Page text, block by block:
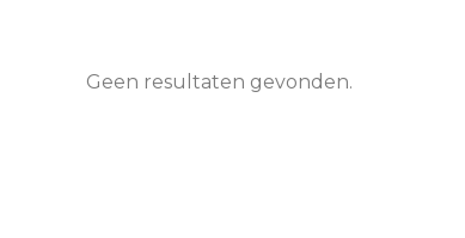
Geen resultaten gevonden.